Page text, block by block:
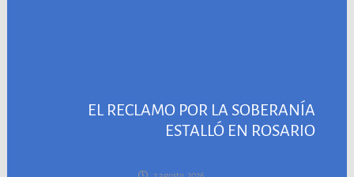
EL RECLAMO POR LA SOBERANÍA
ESTALLÓ EN ROSARIO